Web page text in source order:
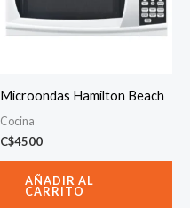
Microondas Hamilton Beach
Cocina
C$4500
AÑADIR AL
CARRITO